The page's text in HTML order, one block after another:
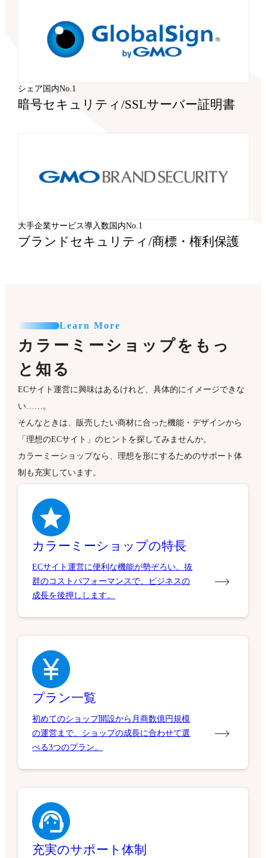
シェア国内No.1
暗号セキュリティ/SSLサーバー証明書
大手企業サービス導入数国内No.1
ブランドセキュリティ/商標・権利保護
Learn More
カラーミーショップをもっ
と知る
ECサイト運営に興味はあるけれど、具体的にイメージできな
い……。
そんなときは、販売したい商材に合った機能・デザインから
「理想のECサイト」のヒントを探してみませんか。
カラーミーショップなら、理想を形にするためのサポート体
制も充実しています。
カラーミーショップの特長
ECサイト運営に便利な機能が勢ぞろい。抜
群のコストパフォーマンスで、ビジネスの
成長を後押しします。
プラン一覧
初めてのショップ開設から月商数億円規模
の運営まで、ショップの成長に合わせて選
べる3つのプラン。
充実のサポート体制